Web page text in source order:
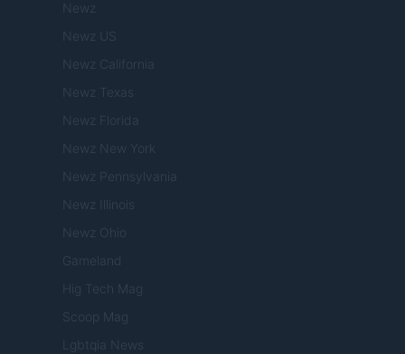
Newz
Newz US
Newz California
Newz Texas
Newz Florida
Newz New York
Newz Pennsylvania
Newz Illinois
Newz Ohio
Gameland
Hig Tech Mag
Scoop Mag
Lgbtqia News